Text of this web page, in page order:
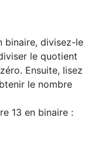
binaire, divisez-le
le quotient
Ensuite, lisez
le nombre
13 en binaire :